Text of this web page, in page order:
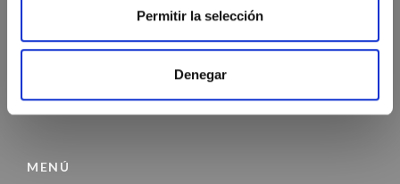
Permitir la selección
Denegar
972 468 240
INFO@CHICANDPAPER.COM
MENÚ